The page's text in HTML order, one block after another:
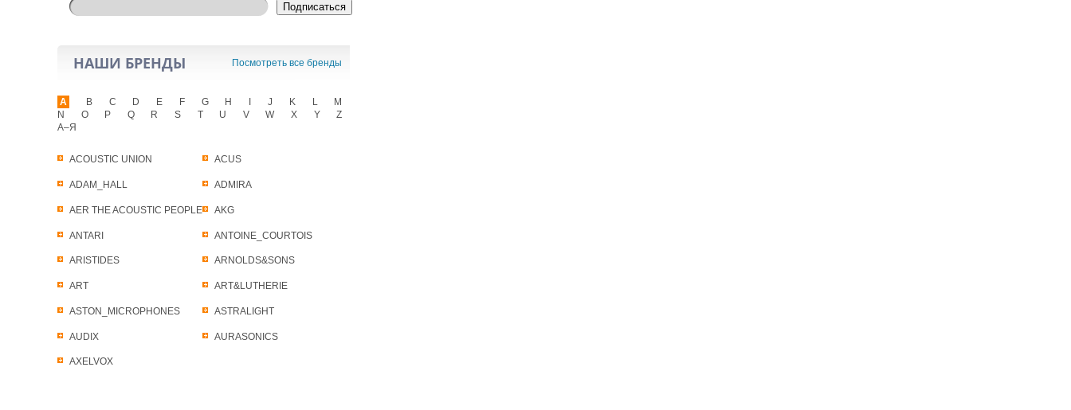
Подписаться
НАШИ БРЕНДЫ Посмотреть все бренды
A
ACOUSTIC UNION ACUS
ADAM_HALL ADMIRA
AER THE ACOUSTIC PEOPLE AKG
ANTARI ANTOINE_COURTOIS
ARISTIDES ARNOLDS&SONS
ART ART&LUTHERIE
ASTON_MICROPHONES ASTRALIGHT
AUDIX AURASONICS
AXELVOX
B C D E F G H J K L
M
N
O P Q R S T U V W X Y
Z
А–Я